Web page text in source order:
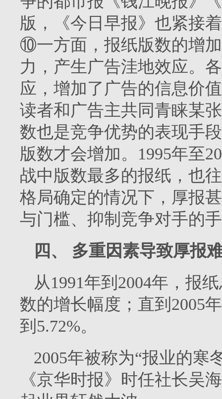
版，《今日早报》也紧接
⑩一方面，报纸版数的增
力，产生广告洼地效应。
应，增加了广告的信息价
读者和广告主共同青睐某
数也是竞争优势的表现手
版数才会增加。 1995年至
战中版数最多的报纸，也
格局确定的情况下，厚报
与门槛、抑制竞争对手的
四、
多重因素导致厚报
从1991年到 2004年，报
数的增长幅度；直到 2005
到 5.72%。
2005年被称为“报业的寒
《京华时报》时任社长吴